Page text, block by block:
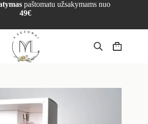
paštomatu užsakymams nuo
49€